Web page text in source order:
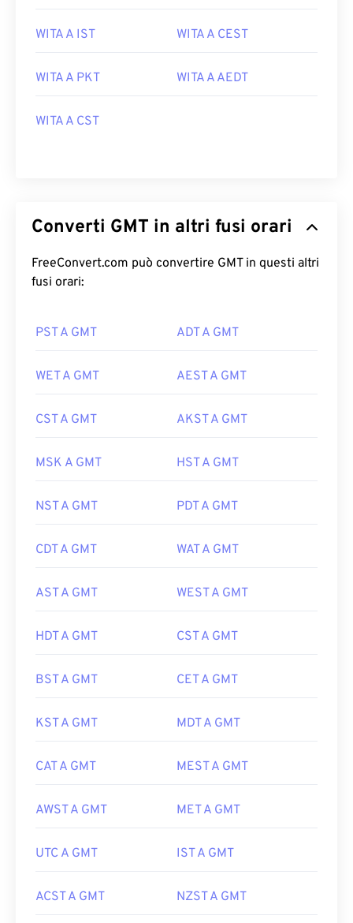
WITA A IST WITA A CEST
WITA A PKT WITA A AEDT
WITA A CST
Converti GMT in altri fusi orari
FreeConvert.com può convertire GMT in questi altri
fusi orari:
PST A GMT ADT A GMT
WET A GMT AEST A GMT
CST A GMT AKST A GMT
MSK A GMT HST A GMT
NST A GMT PDT A GMT
CDT A GMT WAT A GMT
AST A GMT WEST A GMT
HDT A GMT CST A GMT
BST A GMT CET A GMT
KST A GMT MDT A GMT
CAT A GMT MEST A GMT
AWST A GMT MET A GMT
UTC A GMT IST A GMT
ACST A GMT NZST A GMT